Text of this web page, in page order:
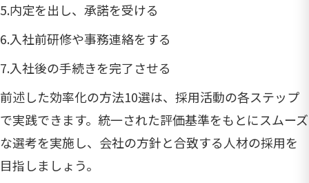
5.内定を出し、承諾を受ける
6.入社前研修や事務連絡をする
7.入社後の手続きを完了させる
前述した効率化の方法10選は、採用活動の各ステップ
で実践できます。統一された評価基準をもとにスムーズ
な選考を実施し、会社の方針と合致する人材の採用を
目指しましょう。